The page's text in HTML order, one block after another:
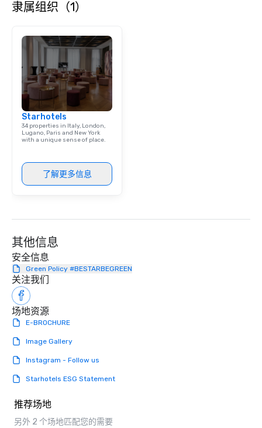
隶属组织（1）
Starhotels
34 properties in Italy, London,
Lugano, Paris and New York
with a unique sense of place.
了解更多信息
其他信息
安全信息
Green Policy #BESTARBEGREEN
关注我们
场地资源
E-BROCHURE
Image Gallery
Instagram - Follow us
Starhotels ESG Statement
推荐场地
另外 2 个场地匹配您的需要